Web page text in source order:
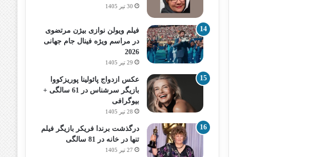
30 تیر 1405
فیلم ویولن نوازی بیژن مرتضوی
در مراسم ویژه فینال جام جهانی
2026
29 تیر 1405
عکس ازدواج پائولینا پوریزکووا
بازیگر سرشناس در 61 سالگی +
بیوگرافی
28 تیر 1405
درگذشت برندا فریکر بازیگر فیلم
تنها در خانه در 81 سالگی
27 تیر 1405